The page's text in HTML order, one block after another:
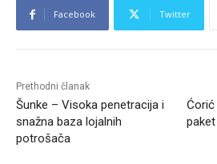
Facebook Twitter
Prethodni članak
Šunke – Visoka penetracija i
snažna baza lojalnih
potrošača
Ćorić